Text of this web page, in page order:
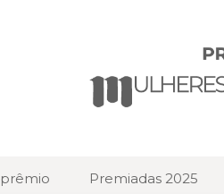
Premiadas 2025